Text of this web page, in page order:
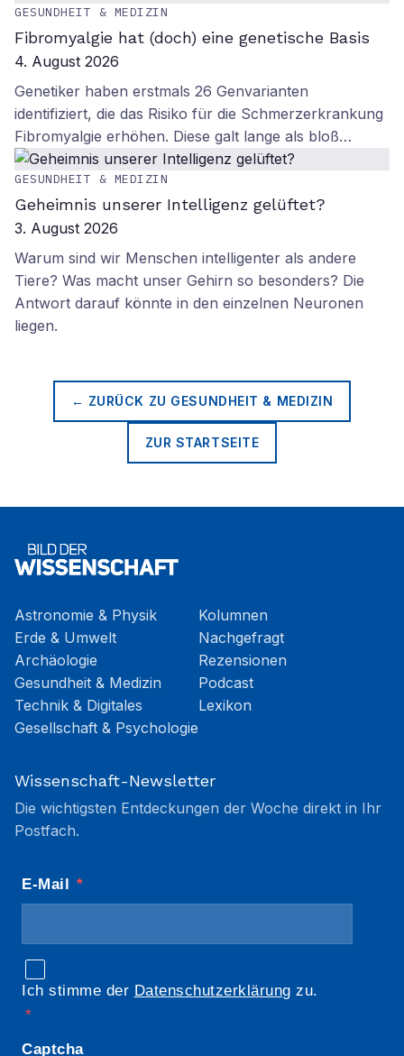
GESUNDHEIT & MEDIZIN
Fibromyalgie hat (doch) eine genetische Basis
4. August 2026
Genetiker haben erstmals 26 Genvarianten
identifiziert, die das Risiko für die Schmerzerkrankung
Fibromyalgie erhöhen. Diese galt lange als bloß…
GESUNDHEIT & MEDIZIN
Geheimnis unserer Intelligenz gelüftet?
3. August 2026
Warum sind wir Menschen intelligenter als andere
Tiere? Was macht unser Gehirn so besonders? Die
Antwort darauf könnte in den einzelnen Neuronen
liegen.
← ZURÜCK ZU GESUNDHEIT & MEDIZIN
ZUR STARTSEITE
Astronomie & Physik
Erde & Umwelt
Archäologie
Gesundheit & Medizin
Technik & Digitales
Gesellschaft & Psychologie
Kolumnen
Nachgefragt
Rezensionen
Podcast
Lexikon
Wissenschaft-Newsletter
Die wichtigsten Entdeckungen der Woche direkt in Ihr
Postfach.